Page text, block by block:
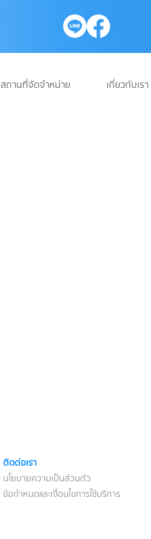
สถานที่จัดจำหน่าย เกี่ยวกับเรา
ติดต่อเรา
นโยบายความเป็นส่วนตัว
ข้อกำหนดและเงื่อนไขการใช้บริการ